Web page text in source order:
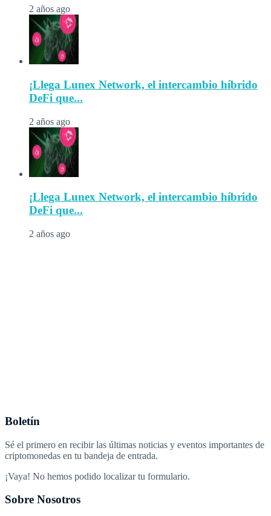
2 años ago
¡Llega Lunex Network, el intercambio híbrido
DeFi que...
2 años ago
¡Llega Lunex Network, el intercambio híbrido
DeFi que...
2 años ago
Boletín
Sé el primero en recibir las últimas noticias y eventos importantes de
criptomonedas en tu bandeja de entrada.
¡Vaya! No hemos podido localizar tu formulario.
Sobre Nosotros